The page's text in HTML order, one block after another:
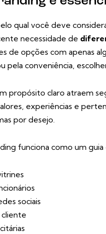
qual você deve
necessidade de
de opções com apenas
pela conveniência,
propósito claro atraem
experiências e
por desejo.
funciona como um
sociais